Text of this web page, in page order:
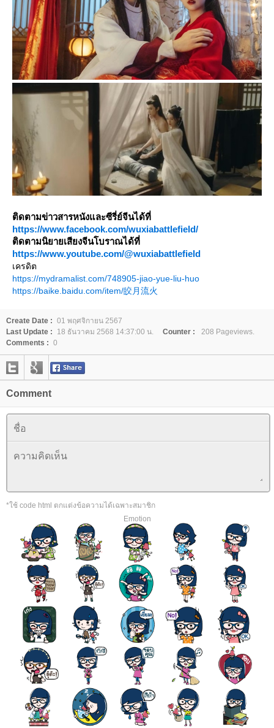
ติดตามข่าวสารหนังและซีรี่ย์จีนได้ที่
https://www.facebook.com/wuxiabattlefield/
ติดตามนิยายเสียงจีนโบราณได้ที่
https://www.youtube.com/@wuxiabattlefield
เครดิต
https://mydramalist.com/748905-jiao-yue-liu-huo
https://baike.baidu.com/item/皎月流火
Create Date : 01 พฤศจิกายน 2567
Last Update :
18 ธันวาคม 2568 14:37:00 น. Counter :
208 Pageviews.
Comments : 0
Comment
*ใช้ code html ตกแต่งข้อความได้เฉพาะสมาชิก
Emotion